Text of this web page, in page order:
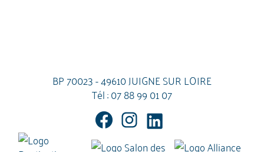
BP 70023 - 49610 JUIGNE SUR LOIRE
Tél :07 88 99 01 07